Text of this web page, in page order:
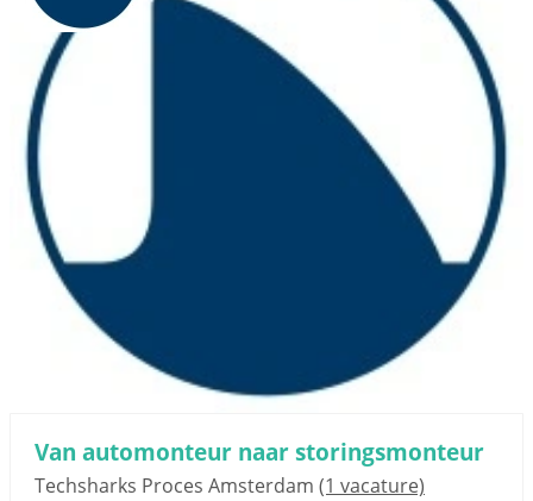
Van automonteur naar storingsmonteur
Techsharks Proces Amsterdam (1 vacature)